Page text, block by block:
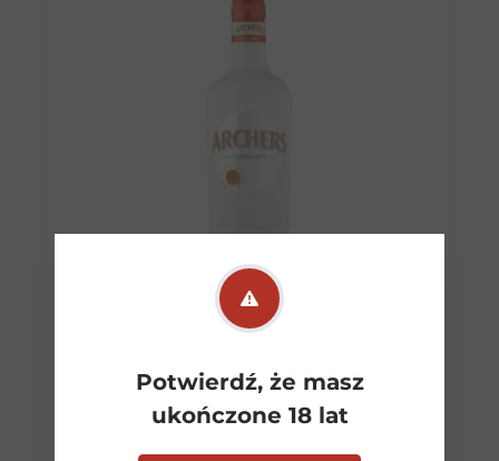
Potwierdź, że masz
ukończone 18 lat
Archer s Peach 0,7l 18%